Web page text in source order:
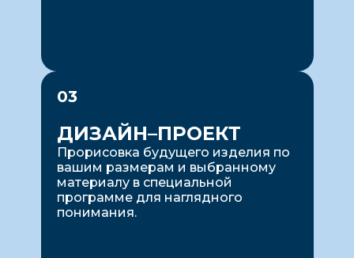
03
ДИЗАЙН–ПРОЕКТ
Прорисовка будущего изделия по
вашим размерам и выбранному
материалу в специальной
программе для наглядного
понимания.